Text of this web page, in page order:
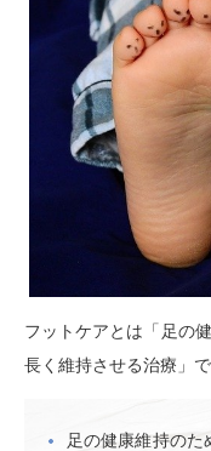
フットケアとは「足の
長く維持させる治療」で
足の健康維持のた